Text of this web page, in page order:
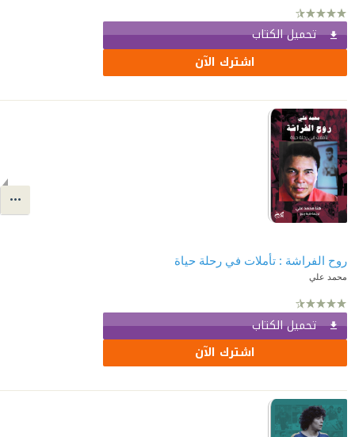
تحميل الكتاب
اشترك الآن
روح الفراشة : تأملات في رحلة حياة
محمد علي
تحميل الكتاب
اشترك الآن